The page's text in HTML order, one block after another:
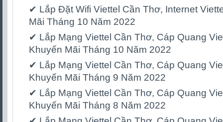
✔ Lắp Đặt Wifi Viettel Cần Thơ, Internet
Mãi Tháng 10 Năm 2022
✔ Lắp Mạng Viettel Cần Thơ, Cáp Quang
Khuyến Mãi Tháng 10 Năm 2022
✔ Lắp Mạng Viettel Cần Thơ, Cáp Quang
Khuyến Mãi Tháng 9 Năm 2022
✔ Lắp Mạng Viettel Cần Thơ, Cáp Quang
Khuyến Mãi Tháng 8 Năm 2022